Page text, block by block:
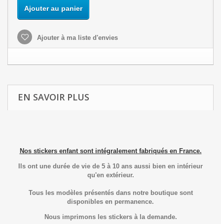
Ajouter au panier
Ajouter à ma liste d'envies
EN SAVOIR PLUS
Nos stickers enfant sont intégralement fabriqués en France.
Ils ont une durée de vie de 5 à 10 ans aussi bien en intérieur
qu'en extérieur.
Tous les modèles présentés dans notre boutique sont
disponibles en permanence.
Nous imprimons les stickers à la demande.